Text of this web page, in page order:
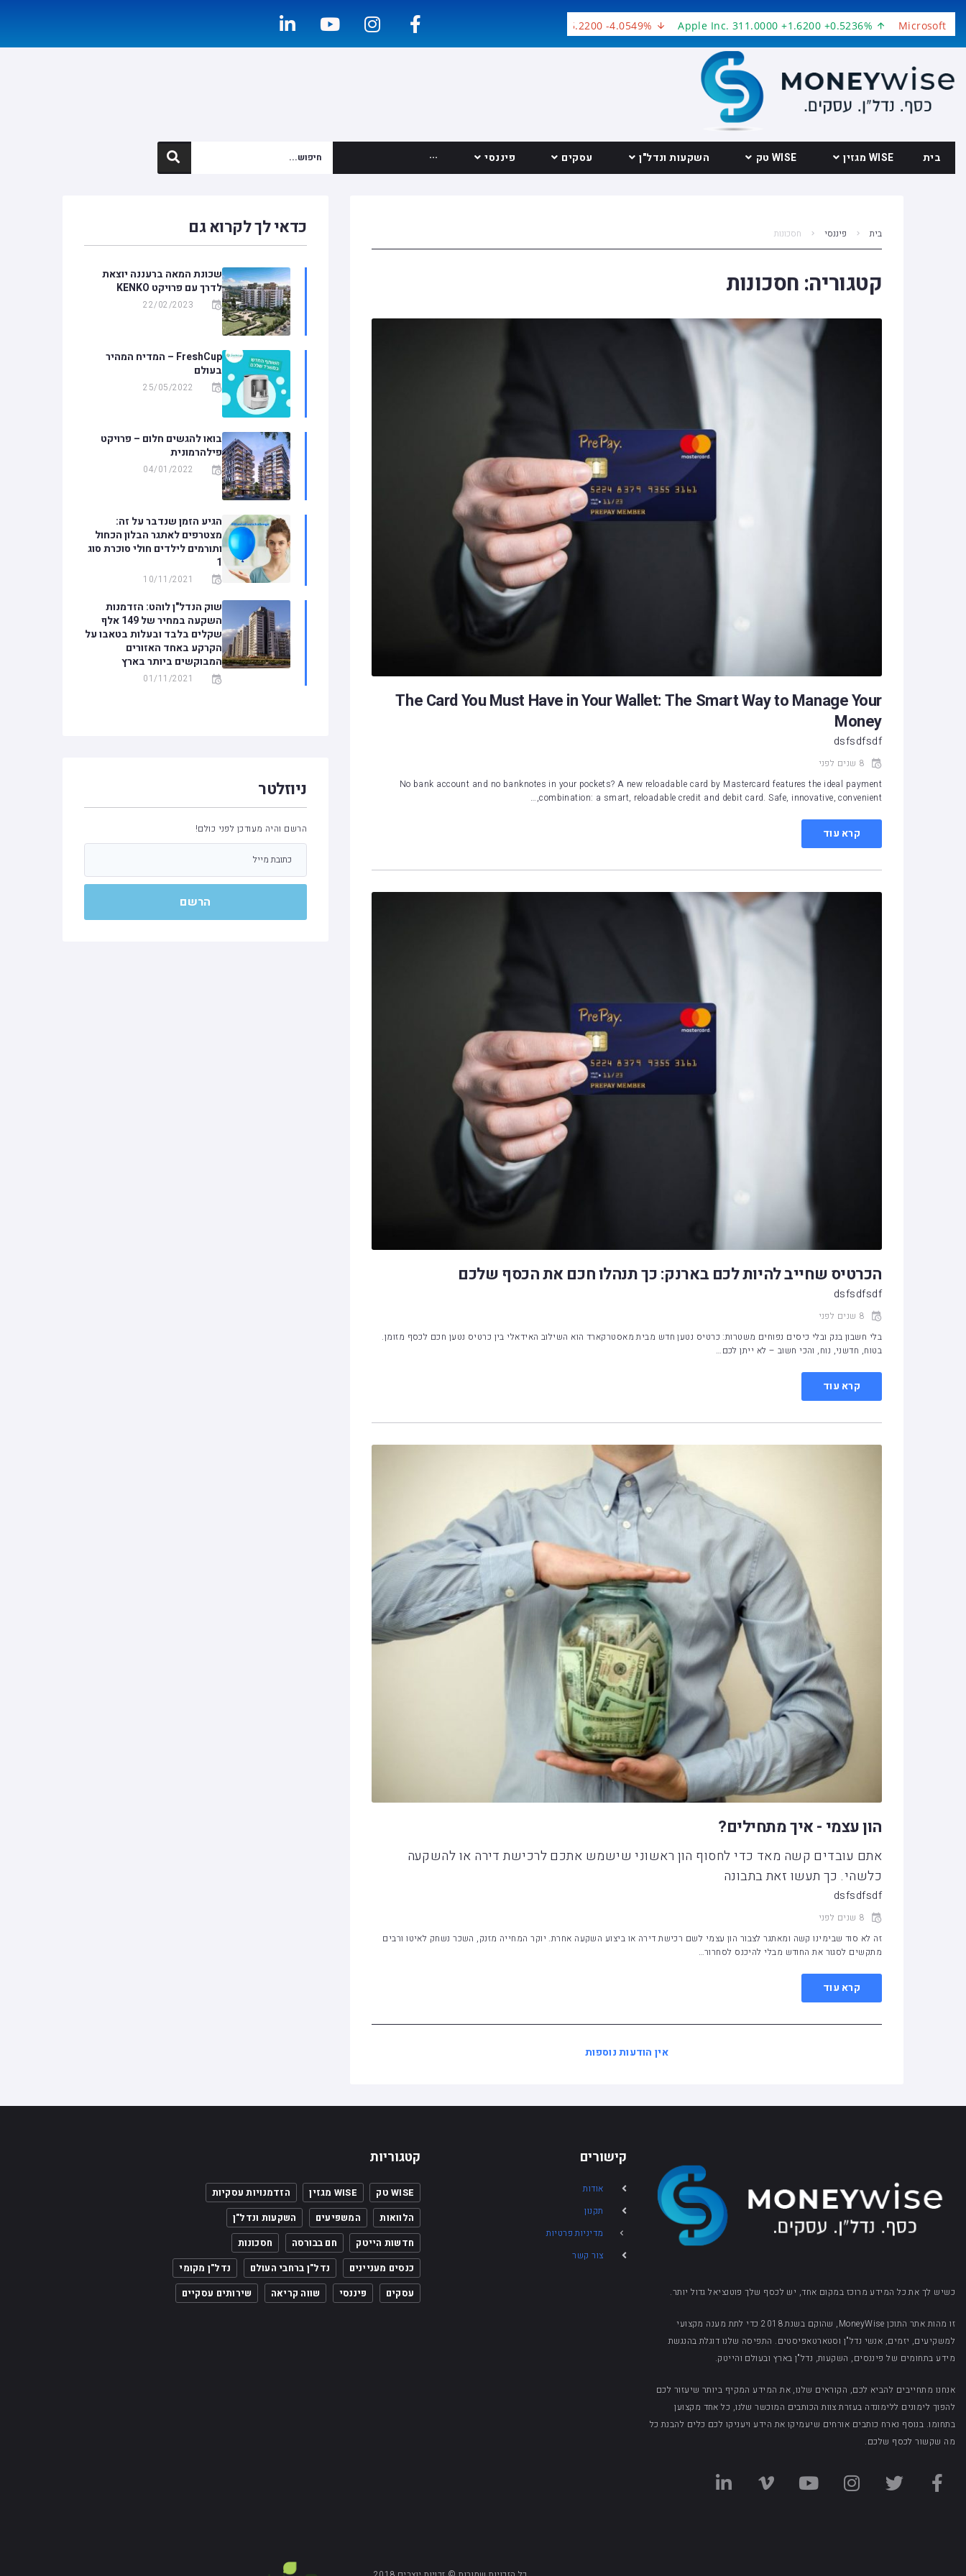
Google Inc. 360.1300 -15.2200 -4.0549% Apple Inc. 311.0000 +1.6200 +0.5236% Microsoft
בית WISE מגזין WISE טק השקעות ונדל"ן עסקים פיננסי
···
בית פיננסי חסכונות
קטגוריה: חסכונות
The Card You Must Have in Your Wallet: The Smart Way to Manage Your
Money
dsfsdfsdf
8 שנים לפני
No bank account and no banknotes in your pockets? A new reloadable card by Mastercard features the ideal payment
combination: a smart, reloadable credit and debit card. Safe, innovative, convenient,…
קרא עוד
הכרטיס שחייב להיות לכם בארנק: כך תנהלו חכם את הכסף שלכם
dsfsdfsdf
8 שנים לפני
בלי חשבון בנק ובלי כיסים נפוחים משטרות: כרטיס נטען חדש מבית מאסטרקארד הוא השילוב האידאלי בין כרטיס נטען חכם לכסף מזומן.
בטוח, חדשני, נוח, והכי חשוב – לא ייתן לכם…
קרא עוד
הון עצמי - איך מתחילים?
אתם עובדים קשה מאד כדי לחסוף הון ראשוני שישמש אתכם לרכישת דירה או להשקעה
כלשהי. כך תעשו זאת בתבונה
dsfsdfsdf
8 שנים לפני
זה לא סוד שבימינו קשה ומאתגר לצבור הון עצמי לשם רכישת דירה או ביצוע השקעה אחרת. יוקר המחייה מזנק, השכר נשחק לאיטו ורבים
מתקשים לסגור את החודש מבלי להיכנס לסחרור…
קרא עוד
אין הודעות נוספות
כדאי לך לקרוא גם
שכונת המאה ברעננה יוצאת
לדרך עם פרויקט KENKO
22/02/2023
FreshCup – המדיח המהיר
בעולם
25/05/2022
בואו להגשים חלום – פרויקט
פילהרמונית
04/01/2022
הגיע הזמן שנדבר על זה:
מצטרפים לאתגר הבלון הכחול
ותורמים לילדים חולי סוכרת סוג
1
10/11/2021
שוק הנדל"ן לוהט: הזדמנות
השקעה במחיר של 149 אלף
שקלים בלבד ובעלות בטאבו על
הקרקע באחד האזורים
המבוקשים ביותר בארץ
01/11/2021
ניוזלטר
הרשם והיה מעודכן לפני כולם!
הרשם
כשיש לך את כל המידע מרוכז במקום אחד, יש לכסף שלך פוטנציאל גדול יותר.
זו מהות אתר התוכן MoneyWise, שהוקם בשנת 2018 כדי לתת מענה מקצועי
למשקיעים, יזמים, אנשי נדל"ן וסטארטאפיסטים. התפיסה שלנו דוגלת בהנגשת
מידע בתחומים של פיננסים, השקעות, נדל"ן בארץ ובעולם והייטק.
אנחנו מתחייבים להביא לכם, הקוראים שלנו, את המידע המקיף ביותר שיעזור לכם
להפוך לימונים ללימונדה בעזרת צוות הכותבים המוכשר שלנו, כל אחד מקצוען
בתחומו. בנוסף נארח כותבים אורחים שיעמיקו את הידע ויעניקו לכם כלים להבנת כל
מה שקשור לכסף שלכם.
קישורים
אודות
תקנון
מדיניות פרטיות
צור קשר
קטגוריות
WISE טק WISE מגזין
הזדמנויות עסקיות
הלוואות
המשפיעים
השקעות ונדל"ן
חדשות הייטק
חם בבורסה
חסכונות
כנסים מעניינים
נדל"ן ברחבי העולם
נדל"ן מקומי
עסקים
פיננסי שווה קריאה שירותים עסקיים